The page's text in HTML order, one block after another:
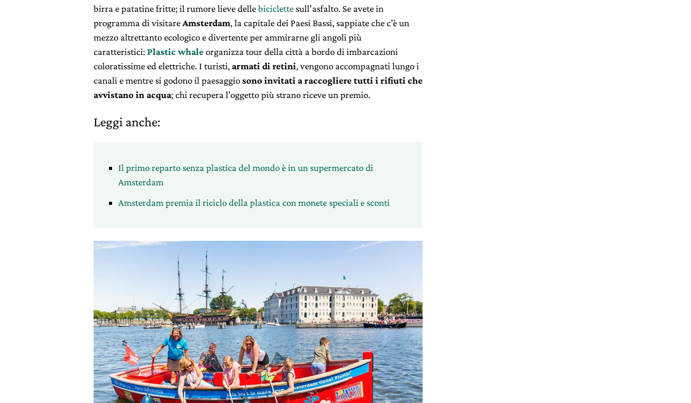
birra e patatine fritte; il rumore lieve dellebiciclette sull’asfalto. Se avete in
programma di visitareAmsterdam, la capitale dei Paesi Bassi, sappiate che c’è un
mezzo altrettanto ecologico e divertente per ammirarne gli angoli più
caratteristici:Plastic whaleorganizza tour della città a bordo di imbarcazioni
coloratissime ed elettriche. I turisti,armati di retini, vengono accompagnati lungo i
canali e mentre si godono il paesaggiosono invitati a raccogliere tutti i rifiuti che
avvistano in acqua; chi recupera l’oggetto più strano riceve un premio.
Leggi anche:
Il primo reparto senza plastica del mondo è in un supermercato di
Amsterdam
Amsterdam premia il riciclo della plastica con monete speciali e sconti